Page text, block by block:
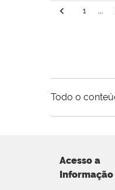
1
Todo o
Acesso a
Informação